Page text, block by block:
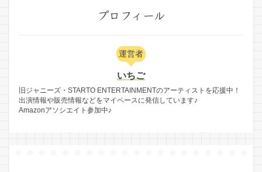
プロフィール
運営者
いちご
旧ジャニーズ・STARTO ENTERTAINMENTのアーティストを応援中！
出演情報や販売情報などをマイペースに発信しています♪
Amazonアソシエイト参加中♪